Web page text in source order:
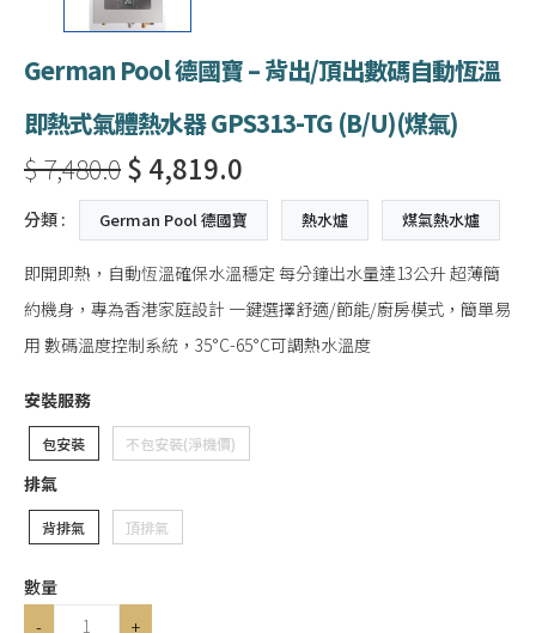
German Pool 德國寶 – 背出/頂出數碼自動恆溫
即熱式氣體熱水器 GPS313-TG (B/U)(煤氣)
$ 7,480.0$ 4,819.0
分類 : German Pool 德國寶 熱水爐 煤氣熱水爐
即開即熱，自動恆溫確保水溫穩定 每分鐘出水量達13公升 超薄簡
約機身，專為香港家庭設計 一鍵選擇舒適/節能/廚房模式，簡單易
用 數碼溫度控制系統，35°C-65°C可調熱水溫度
安裝服務
包安裝 不包安裝(淨機價)
排氣
背排氣 頂排氣
數量
-
+